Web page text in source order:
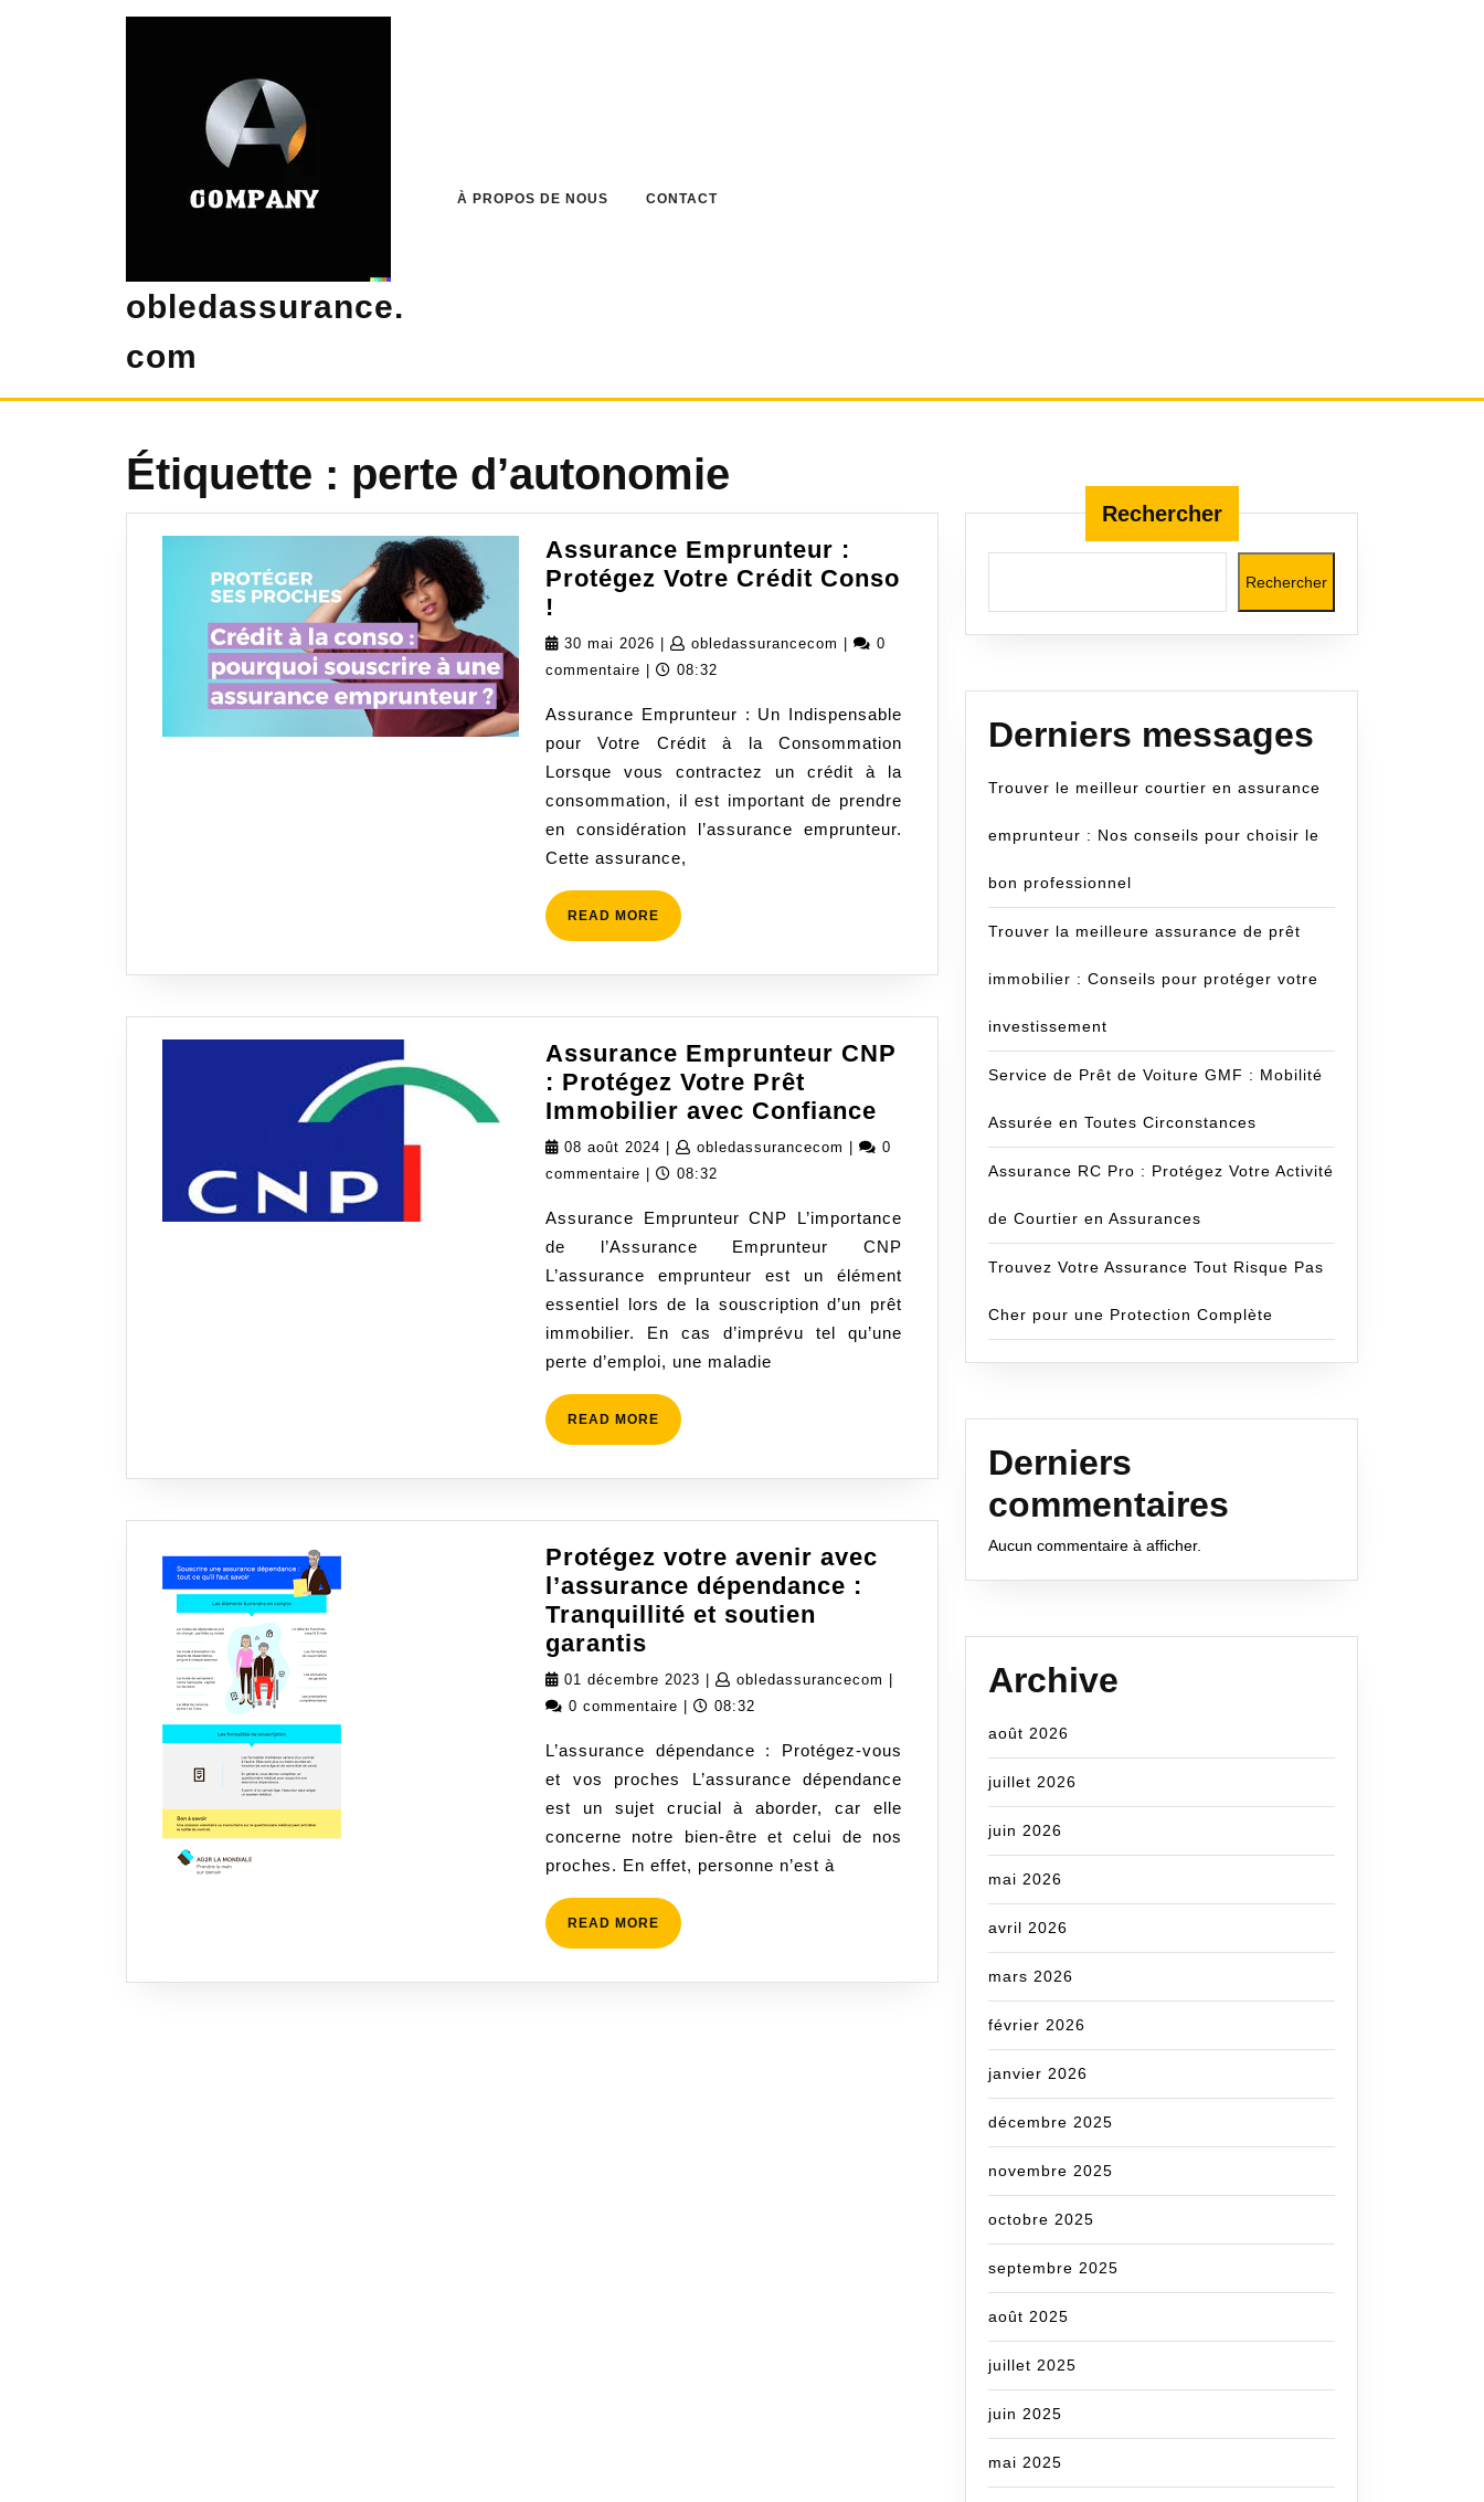
obledassurance.
com
À PROPOS DE NOUS CONTACT
Étiquette : perte d’autonomie
Assurance Emprunteur :
Protégez Votre Crédit Conso
!
Emprunteur
:
Votre
Crédit
Conso
!
30 mai 2026 30
mai
obledassurancecom obledassurancecom
0
commentaire
08:32
Assurance Emprunteur : Un Indispensable
pour Votre Crédit à la Consommation
Lorsque vous contractez un crédit à la
consommation, il est important de prendre
en considération l’assurance emprunteur.
Cette assurance,
READ MORE READ
MORE
Assurance Emprunteur CNP
: Protégez Votre Prêt
Immobilier avec Confiance
Emprunteur
Protégez
Votre
Prêt
Immobilier
avec
Confiance
08 août 2024 08
août
obledassurancecom obledassurancecom
0
commentaire
08:32
Assurance Emprunteur CNP L’importance
de l’Assurance Emprunteur CNP
L’assurance emprunteur est un élément
essentiel lors de la souscription d’un prêt
immobilier. En cas d’imprévu tel qu’une
perte d’emploi, une maladie
READ MORE READ
MORE
Protégez votre avenir avec
l’assurance dépendance :
Tranquillité et soutien
garantis
votre
avenir
l’assurance
dépendance
:
Tranquillité
et
soutien
garantis
01 décembre 2023 01
décembre
obledassurancecom obledassurancecom
0 commentaire
08:32
L’assurance dépendance : Protégez-vous
et vos proches L’assurance dépendance
est un sujet crucial à aborder, car elle
concerne notre bien-être et celui de nos
proches. En effet, personne n’est à
READ MORE READ
MORE
Rechercher
Rechercher
Derniers messages
Trouver le meilleur courtier en assurance
emprunteur : Nos conseils pour choisir le
bon professionnel
Trouver la meilleure assurance de prêt
immobilier : Conseils pour protéger votre
investissement
Service de Prêt de Voiture GMF : Mobilité
Assurée en Toutes Circonstances
Assurance RC Pro : Protégez Votre Activité
de Courtier en Assurances
Trouvez Votre Assurance Tout Risque Pas
Cher pour une Protection Complète
Derniers
commentaires
Aucun commentaire à afficher.
Archive
août 2026
juillet 2026
juin 2026
mai 2026
avril 2026
mars 2026
février 2026
janvier 2026
décembre 2025
novembre 2025
octobre 2025
septembre 2025
août 2025
juillet 2025
juin 2025
mai 2025